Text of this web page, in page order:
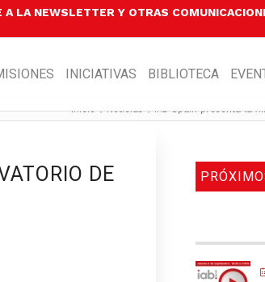
A LA NEWSLETTER Y OTRAS
INICIATIVAS BIBLIOTECA
Inicio / Noticias / IAB Spain presenta la
DE